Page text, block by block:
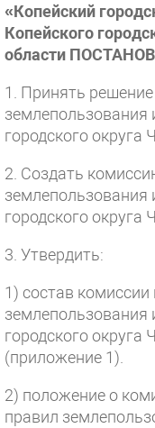
«Копейский
Копейского
области
1. Принять
землепользования
городского округа
2. Создать
землепользования
городского округа
3. Утвердить:
1) состав комиссии
землепользования
городского округа
(приложение 1).
2) положение о
правил